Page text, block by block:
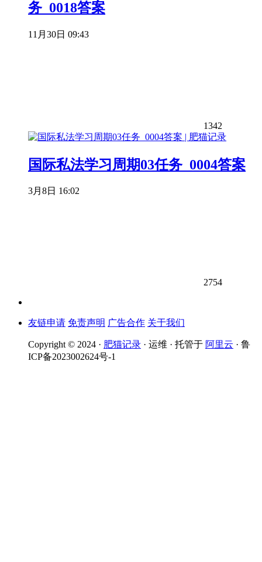
务_0018答案
11月30日 09:43
1342
国际私法学习周期03任务_0004答案
3月8日 16:02
2754
友链申请 免责声明 广告合作 关于我们
Copyright © 2024 · 肥猫记录 · 运维 · 托管于 阿里云 · 鲁
ICP备2023002624号-1